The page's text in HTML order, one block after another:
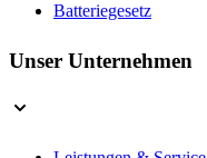
Batteriegesetz
Unser Unternehmen